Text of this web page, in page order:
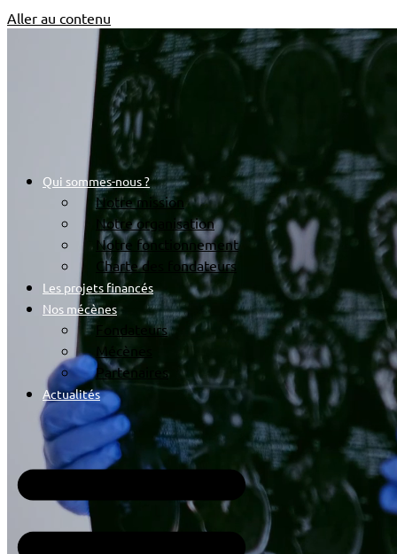
Aller au contenu
Qui sommes-nous ?
Notre mission
Notre organisation
Notre fonctionnement
Charte des fondateurs
Les projets financés
Nos mécènes
Fondateurs
Mécènes
Partenaires
Actualités